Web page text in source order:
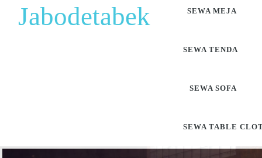
Jabodetabek
SEWA MEJA
SEWA TENDA
SEWA SOFA
SEWA TABLE